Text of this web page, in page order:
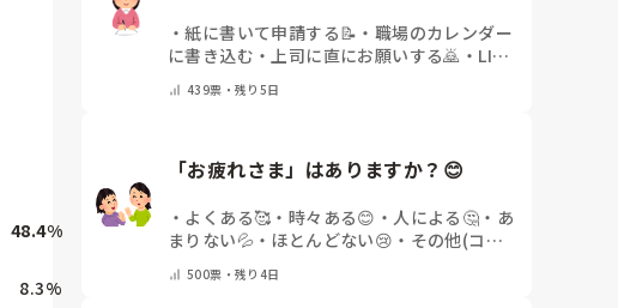
48.4%
8.3%
・紙に書いて申請する📝 ・ 職場のカレンダー
に書き込む ・ 上司に直にお願いする🙇 ・ LINE
教えてください）
439票・残り5日
「お疲れさま」はありますか？😊
・ よくある🥰 ・ 時々ある😊 ・ 人による🤔 ・ あ
まりない💦 ・ ほとんどない😢 ・ その他(コメ
500票・残り4日